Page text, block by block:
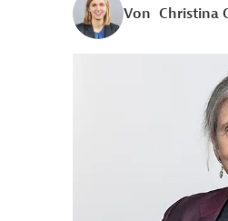
Von Christina